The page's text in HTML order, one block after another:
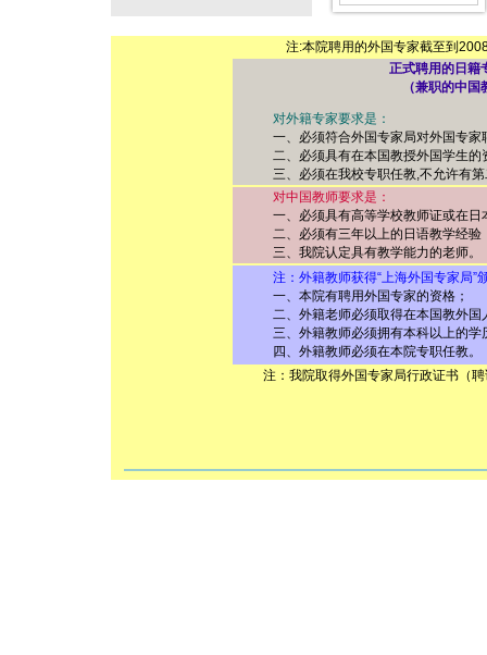
注:本院聘用的外国专家截至到
正式聘用的日籍
（兼职的中
对外籍专家要求是：
一、必须符合外国专家局对外国专家聘
二、必须具有在本国教授外国学生的资
三、必须在我校专职任教,不允许有第
对中国教师要求是：
一、必须具有高等学校教师证或在日
二、必须有三年以上的日语教学经验
三、我院认定具有教学能力的老师。
注：外籍教师获得“上海外国专家局”颁
一、本院有聘用外国专家的资格；
二、外籍老师必须取得在本国教外国
三、外籍教师必须拥有本科以上的学
四、外籍教师必须在本院专职任教。
注：我院取得外国专家局行政证书（